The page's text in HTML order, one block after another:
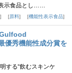
示食品とし……
原料 機能性表示食品
優秀機能性成分賞を
する“飲むスキンケ